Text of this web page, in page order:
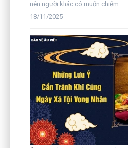
nên người khác có muốn chiếm...
18/11/2025